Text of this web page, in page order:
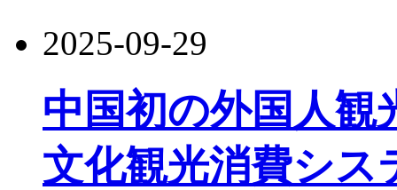
2025-09-29
中国初の外国人観
文化観光消費シス